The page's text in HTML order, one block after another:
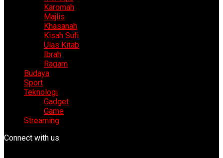
Karomah
Majlis
Khasanah
Kisah Sufi
Ulas Kitab
Ibrah
Ragam
Budaya
Sport
Teknologi
Gadget
Game
Streaming
Connect with us